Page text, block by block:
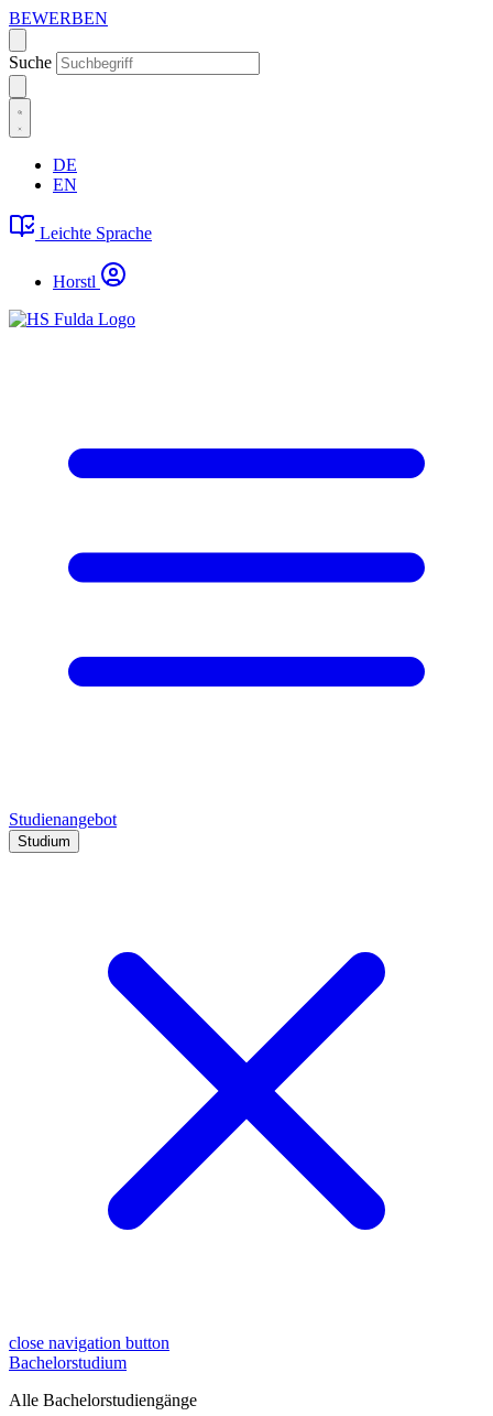
BEWERBEN
Suche
DE
EN
Leichte Sprache
Horstl
Studienangebot
Studium
close navigation button
Bachelorstudium
Alle Bachelorstudiengänge